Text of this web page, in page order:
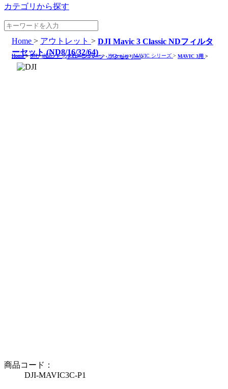
カテゴリから探す
Home > アウトレット > DJI Mavic 3 Classic NDフィルタ
ーセット (ND8/16/32/64)
Home >アウトレット >ドローン パーツ・アクセサリー >
Home >DJI >純正パーツ/アクセサリー >ドローン >MAVIC シリーズ > MAVIC 3用 >
商品コード：
DJI-MAVIC3C-P1